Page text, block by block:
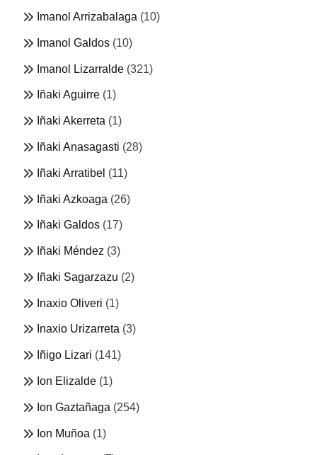
Imanol Arrizabalaga (10)
Imanol Galdos (10)
Imanol Lizarralde (321)
Iñaki Aguirre (1)
Iñaki Akerreta (1)
Iñaki Anasagasti (28)
Iñaki Arratibel (11)
Iñaki Azkoaga (26)
Iñaki Galdos (17)
Iñaki Méndez (3)
Iñaki Sagarzazu (2)
Inaxio Oliveri (1)
Inaxio Urizarreta (3)
Iñigo Lizari (141)
Ion Elizalde (1)
Ion Gaztañaga (254)
Ion Muñoa (1)